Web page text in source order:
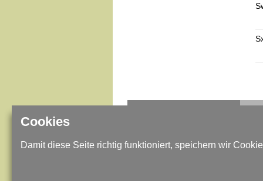
Cookies
Damit diese Seite richtig funktioniert, speichern wir
KONTAKT